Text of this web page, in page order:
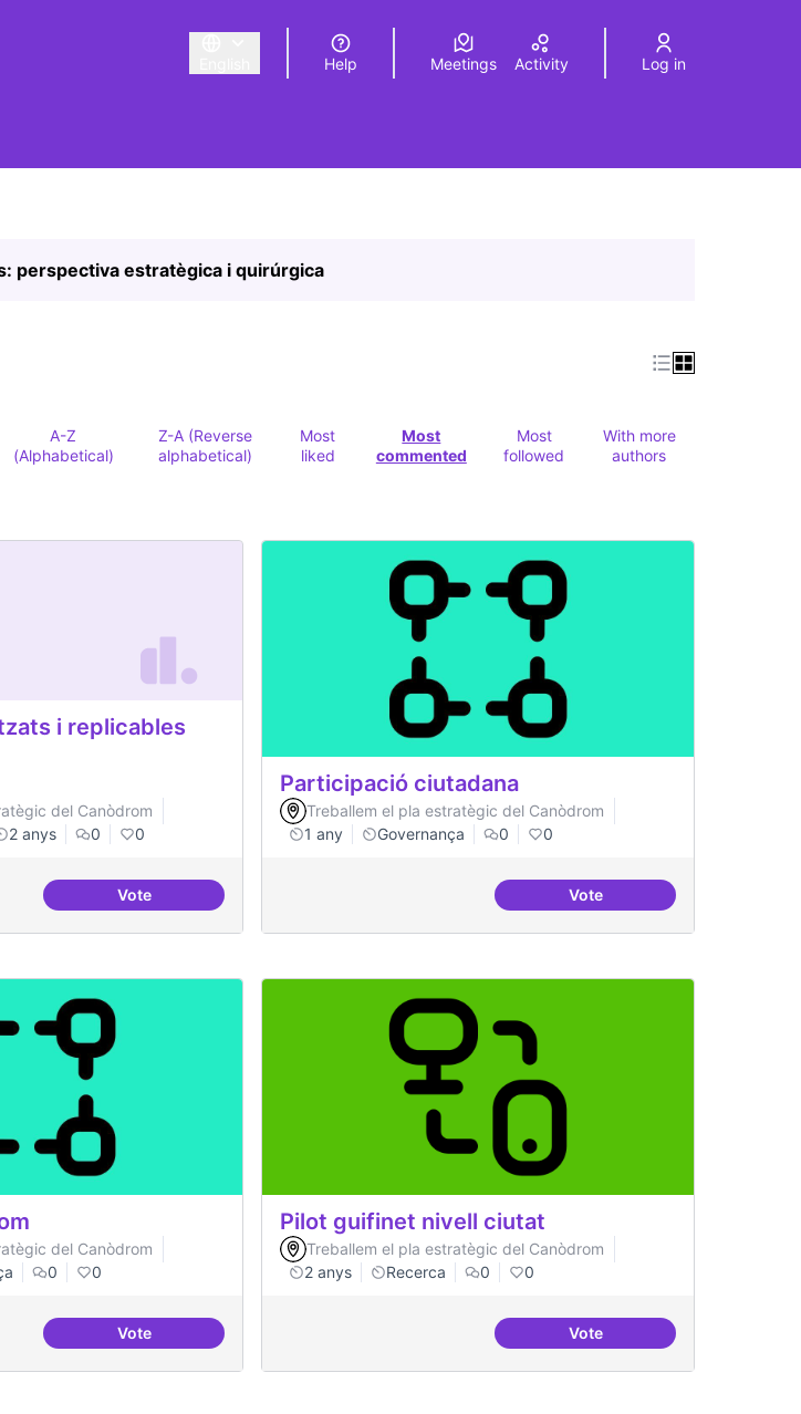
Triar la llengua Elegir el idiomaChoose language
Help Meetings Activity Log in
perspectiva estratègica i quirúrgica
A-Z
(Alphabetical)
Z-A (Reverse
alphabetical)
Most
liked
Most
commented
Most
followed
With more
authors
i replicables
del Canòdrom
2 anys 0 0
VoteProductes finalitzats i replicables
Participació ciutadana
Treballem el pla estratègic del Canòdrom
1 any
Governança 0 0
VoteParticipació ciutadana
del Canòdrom
0 0
Votedecidim.canodrom
Pilot guifinet nivell ciutat
Treballem el pla estratègic del Canòdrom
2 anys
Recerca 0 0
VotePilot guifinet nivell ciutat